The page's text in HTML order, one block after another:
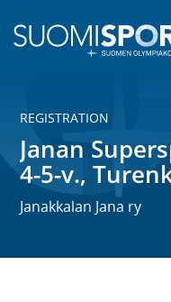
REGISTRATION
Janan
4-5-v.,
Janakkalan Jana ry